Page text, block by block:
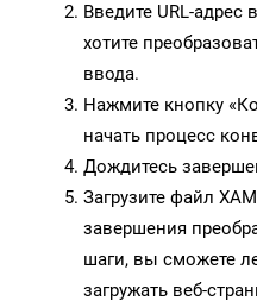
Введите URL-
хотите
ввода.
Нажмите кнопку
начать процесс
Дождитесь
Загрузите файл
завершения
шаги, вы сможете
загружать веб-